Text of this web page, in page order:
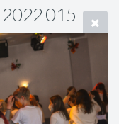
015